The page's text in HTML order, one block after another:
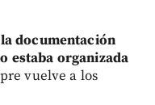
la documentación
estaba organizada
vuelve a los